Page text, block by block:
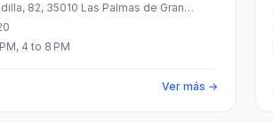
82, 35010 Las Palmas de Gran
España
4 to 8 PM
Ver más →